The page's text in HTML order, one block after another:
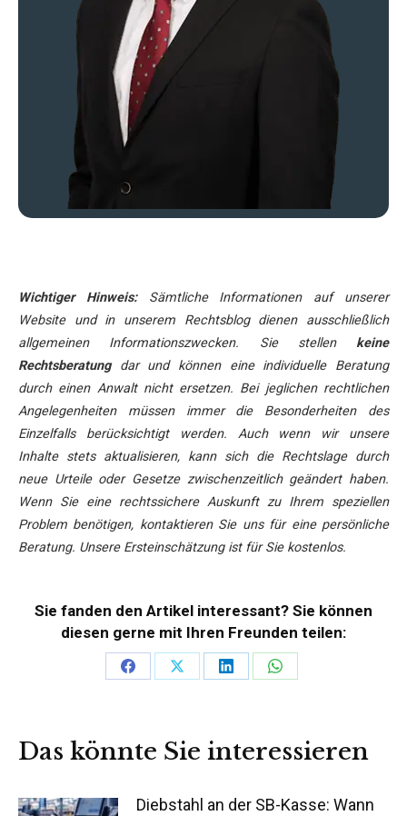
Wichtiger Hinweis:Sämtliche Informationen auf unserer
Website und in unserem Rechtsblog dienen ausschließlich
allgemeinen Informationszwecken. Sie stellen keine
Rechtsberatungdar und können eine individuelle Beratung
durch einen Anwalt nicht ersetzen. Bei jeglichen rechtlichen
Angelegenheiten müssen immer die Besonderheiten des
Einzelfalls berücksichtigt werden. Auch wenn wir unsere
Inhalte stets aktualisieren, kann sich die Rechtslage durch
neue Urteile oder Gesetze zwischenzeitlich geändert haben.
Wenn Sie eine rechtssichere Auskunft zu Ihrem speziellen
Problem benötigen, kontaktieren Sie uns für eine persönliche
Beratung. Unsere Ersteinschätzung ist für Sie kostenlos.
Sie fanden den Artikel interessant? Sie können
diesen gerne mit Ihren Freunden teilen:
Teilen
Teilen
Teilen
Teilen
Das könnte Sie interessieren
Diebstahl an der SB-Kasse: Wann